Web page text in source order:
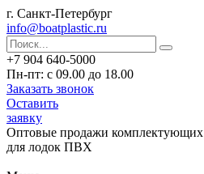
г. Санкт-Петербург
info@boatplastic.ru
+7 904 640-5000
Пн-пт: с 09.00 до 18.00
Заказать звонок
Оставить
заявку
Оптовые продажи комплектующих
для лодок ПВХ